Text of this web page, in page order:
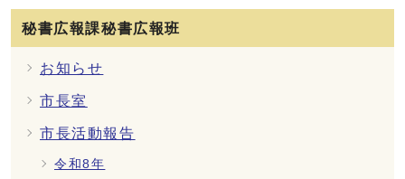
秘書広報課秘書広報班
お知らせ
市長室
市長活動報告
令和8年